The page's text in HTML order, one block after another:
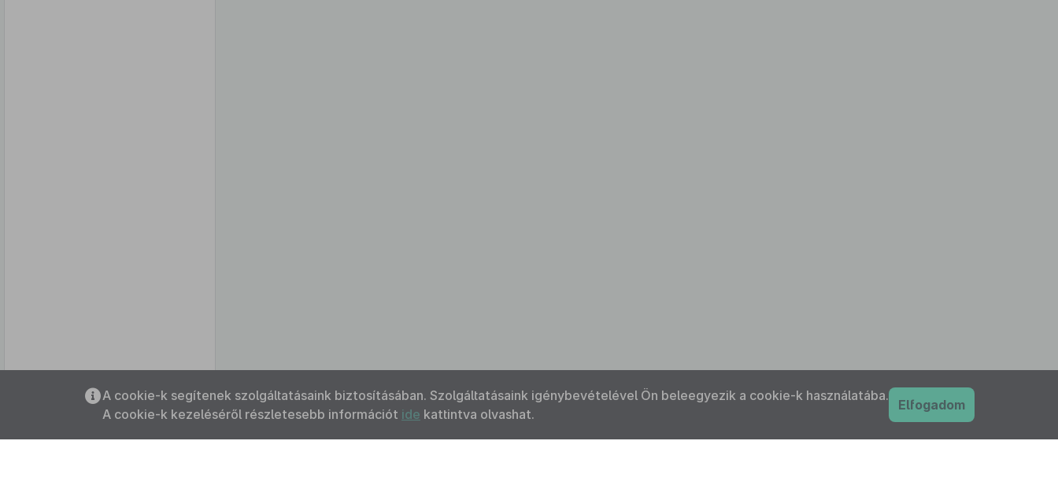
Az oldalmenübe visszatéréshez
ALT + S billentyűket.
A cookie-k segítenek szolgáltatásaink biztosításában. Szolgáltatásaink igénybevételével Ön beleegyezik a cookie-k használatába.
A cookie-k kezeléséről részletesebb információt ide kattintva olvashat.
Elfogadom